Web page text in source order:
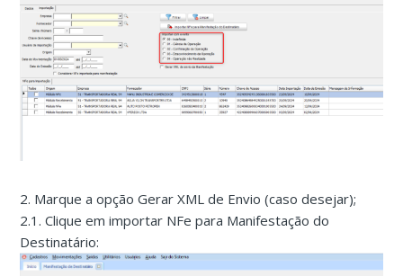
2. Marque a opção Gerar XML de Envio (caso desejar);
2.1. Clique em importar NFe para Manifestação do
Destinatário: